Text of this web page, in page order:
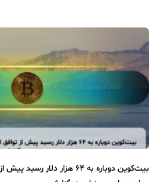
بیت‌کوین دوباره به ۶۴ هزار